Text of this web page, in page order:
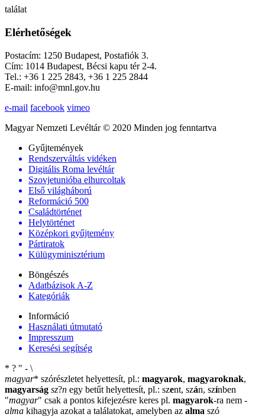
találat
Elérhetőségek
Postacím: 1250 Budapest, Postafiók 3.
Cím: 1014 Budapest, Bécsi kapu tér 2-4.
Tel.: +36 1 225 2843, +36 1 225 2844
E-mail: info@mnl.gov.hu
e-mail facebook vimeo
Magyar Nemzeti Levéltár © 2020 Minden jog fenntartva
Gyűjtemények
Rendszerváltás vidéken
Digitális Roma levéltár
Szovjetunióba elhurcoltak
Első világháború
Reformáció 500
Családtörténet
Helytörténet
Középkori gyűjtemény
Pártiratok
Külügyminisztérium
Böngészés
Adatbázisok A-Z
Kategóriák
Információ
Használati útmutató
Impresszum
Keresési segítség
* ? " - \
magyar* szórészletet helyettesít, pl.: magyarok, magyaroknak,
magyarság sz?n egy betűt helyettesít, pl.: szent, szán, színben
"magyar" csak a pontos kifejezésre keres pl. magyarok-ra nem -
alma kihagyja azokat a találatokat, amelyben az alma szó